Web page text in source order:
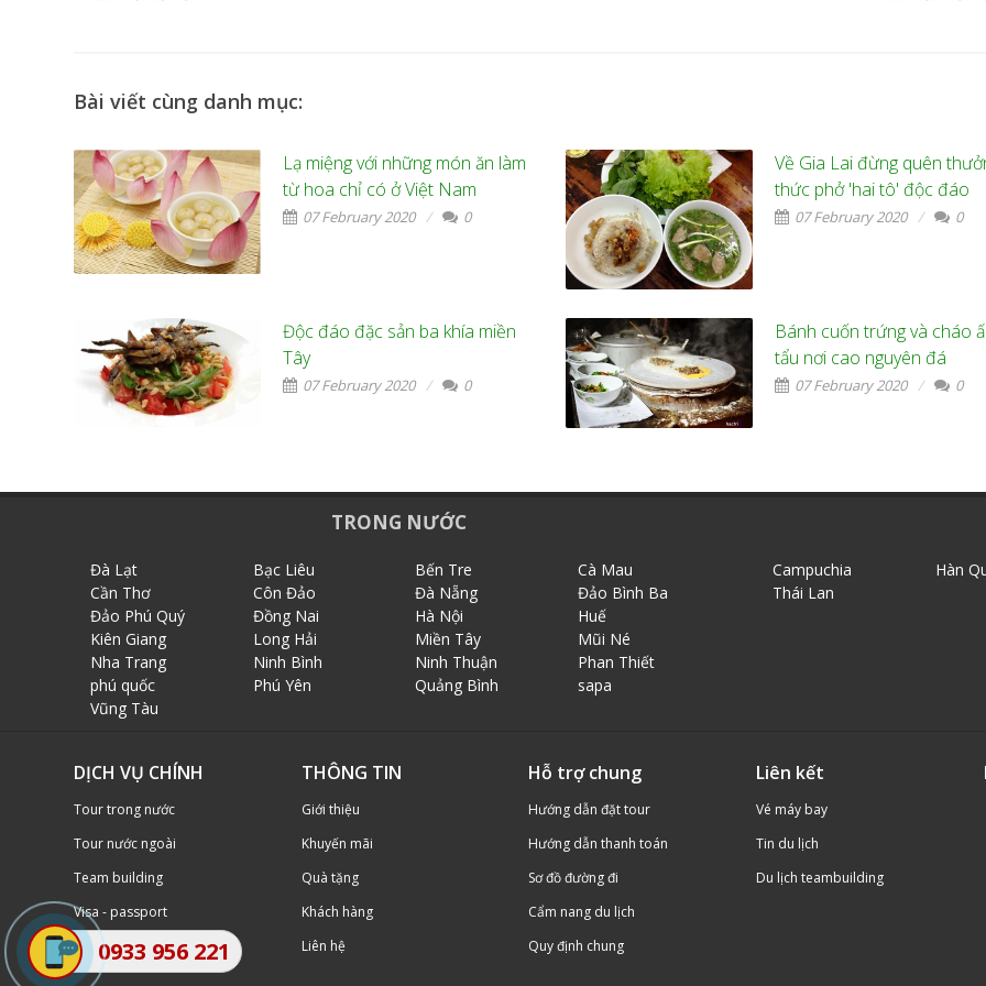
Bài viết cùng danh mục:
Lạ miệng với những món ăn làm
từ hoa chỉ có ở Việt Nam
07 February 2020 0
Độc đáo đặc sản ba khía miền
Tây
07 February 2020 0
Về Gia Lai đừng quên
thức phở 'hai tô' độc đáo
07 February 2020 0
Bánh cuốn trứng và cháo
tẩu nơi cao nguyên đá
07 February 2020 0
TRONG NƯỚC
Đà Lạt Bạc Liêu Bến Tre
Cà Mau
Cần Thơ
Côn Đảo Đà Nẵng
Đảo Bình Ba
Đảo Phú Quý
Đồng Nai Hà Nội
Huế
Kiên Giang
Long Hải Miền Tây
Mũi Né
Nha Trang
Ninh Bình Ninh Thuận
Phan Thiết
phú quốc
Phú Yên Quảng Bình
sapa
Vũng Tàu
Campuchia Hàn
Thái Lan
DỊCH VỤ CHÍNH
Tour trong nước
Tour nước ngoài
Team building
Visa - passport
Vé máy bay
THÔNG TIN
Giới thiệu
Khuyến mãi
Quà tặng
Khách hàng
Liên hệ
Hỗ trợ chung
Hướng dẫn đặt tour
Hướng dẫn thanh toán
Sơ đồ đường đi
Cẩm nang du lịch
Quy định chung
Liên kết
Vé máy bay
Tin du lịch
Du lịch teambuilding
0933 956 221